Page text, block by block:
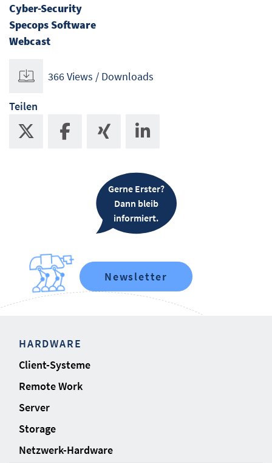
Cyber-Security
Specops Software
Webcast
366 Views / Downloads
Teilen
Gerne Erster?
Dann bleib
informiert.
Newsletter
HARDWARE
Client-Systeme
Remote Work
Server
Storage
Netzwerk-Hardware